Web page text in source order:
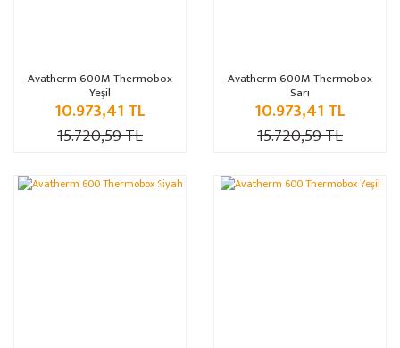
Avatherm 600M Thermobox
Yeşil
10.973,41 TL
15.720,59 TL
Avatherm 600M Thermobox
Sarı
10.973,41 TL
15.720,59 TL
%30 %30